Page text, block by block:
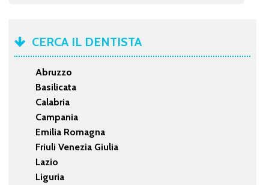
CERCA IL DENTISTA
Abruzzo
Basilicata
Calabria
Campania
Emilia Romagna
Friuli Venezia Giulia
Lazio
Liguria